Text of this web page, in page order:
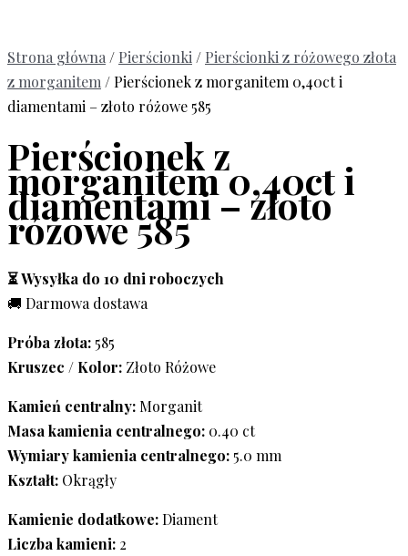
Strona główna / Pierścionki / Pierścionki z różowego złota
z morganitem / Pierścionek z morganitem 0,40ct i
diamentami – złoto różowe 585
Pierścionek z
morganitem 0,40ct i
diamentami – złoto
różowe 585
⏳ Wysyłka do 10 dni roboczych
🚚 Darmowa dostawa
Próba złota: 585
Kruszec / Kolor: Złoto Różowe
Kamień centralny: Morganit
Masa kamienia centralnego: 0.40 ct
Wymiary kamienia centralnego: 5.0 mm
Kształt: Okrągły
Kamienie dodatkowe:Diament
Liczba kamieni: 2